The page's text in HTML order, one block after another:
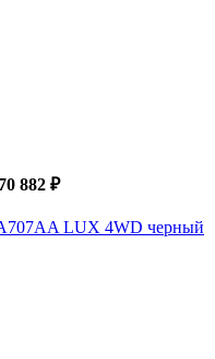
70 882 ₽
LUX 4WD черный